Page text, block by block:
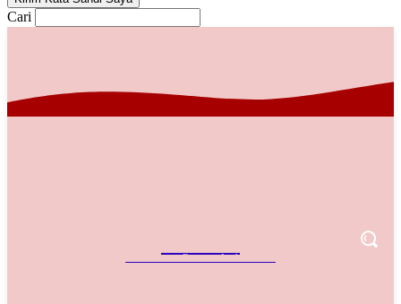
Cari
Referensi Bisnis Indonesia